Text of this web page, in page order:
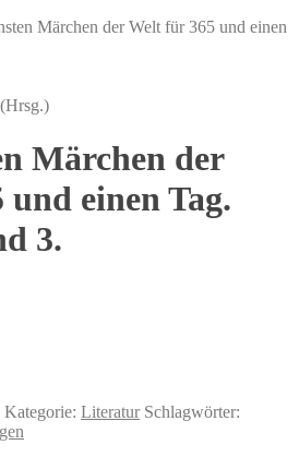
Märchen der Welt für 365 und einen
Märchen der
einen Tag.
3.
Kategorie: Literatur Schlagwörter: